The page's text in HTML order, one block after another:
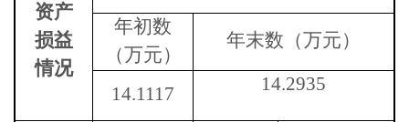
资产
损益
情况
年初数
（万元）
年末数（万元）
14.1117 14.2935